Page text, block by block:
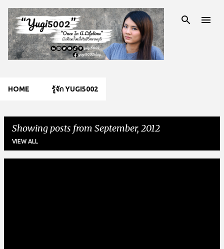
Skip to main content
HOME รู้จัก YUGI5002
Showing posts from September, 2012
VIEW ALL